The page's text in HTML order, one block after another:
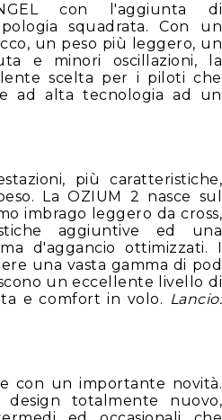
con l'aggiunta di
squadrata. Con un
un peso più leggero, un
e minori oscillazioni, la
scelta per i piloti che
ad alta tecnologia ad un
più caratteristiche,
La OZIUM 2 nasce sul
imbrago leggero da cross,
aggiuntive ed una
d'aggancio ottimizzati. I
una vasta gamma di pod
un eccellente livello di
e comfort in volo. Lancio:
con un importante novità.
totalmente nuovo,